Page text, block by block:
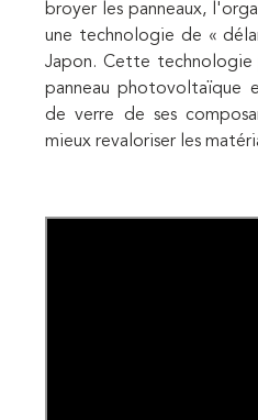
broyer les panneaux,
une technologie de «
Japon. Cette
panneau photovoltaïque
de verre de ses
mieux revaloriser les